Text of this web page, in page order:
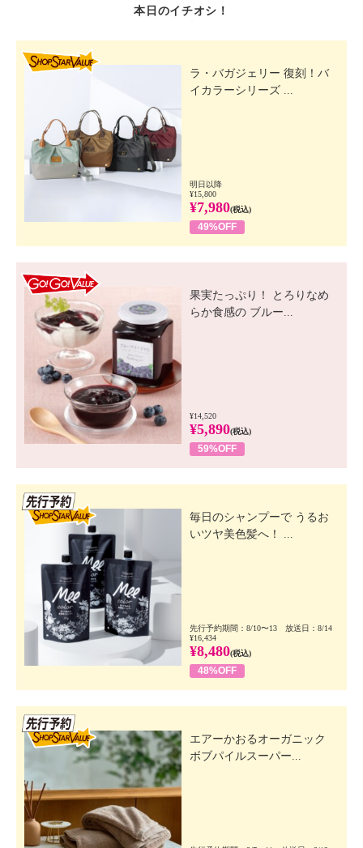
本日のイチオシ！
ラ・バガジェリー 復刻！バ
イカラーシリーズ ...
明日以降
¥15,800
¥7,980(税込)
49%OFF
果実たっぷり！ とろりなめ
らか食感の ブルー...
¥14,520
¥5,890(税込)
59%OFF
毎日のシャンプーで うるお
いツヤ美色髪へ！ ...
先行予約期間：8/10〜13 放送日：8/14
¥16,434
¥8,480(税込)
48%OFF
エアーかおるオーガニック
ボブパイルスーパー...